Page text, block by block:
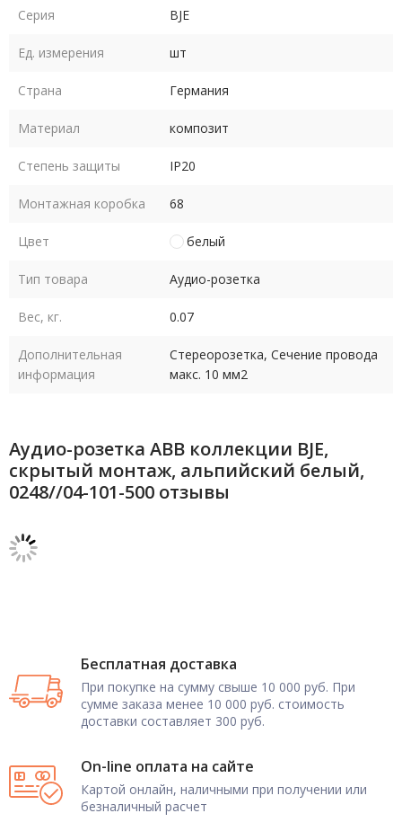
Серия BJE
Ед. измерения шт
Страна Германия
Материал композит
Степень защиты IP20
Монтажная коробка 68
Цвет белый
Тип товара Аудио-розетка
Вес, кг. 0.07
Дополнительная
информация
Стереорозетка, Сечение провода
макс. 10 мм2
Аудио-розетка ABB коллекции BJE,
скрытый монтаж, альпийский белый,
0248//04-101-500 отзывы
Бесплатная доставка
При покупке на сумму свыше 10 000 руб. При
сумме заказа менее 10 000 руб. стоимость
доставки составляет 300 руб.
On-line оплата на сайте
Картой онлайн, наличными при получении или
безналичный расчет